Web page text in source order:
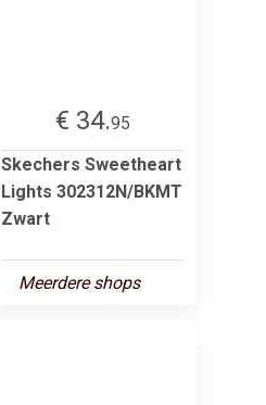
€ 34.95
Skechers Sweetheart
Lights 302312N/BKMT
Zwart
Meerdere shops